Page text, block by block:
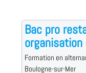
Bac pro
Formation en
Boulogne-sur-Mer